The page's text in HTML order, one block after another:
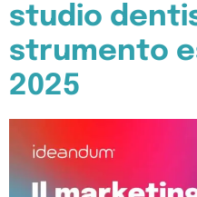
studio
strumento
2025